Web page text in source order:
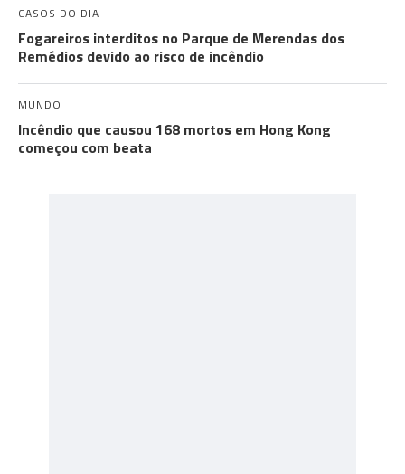
CASOS DO DIA
Fogareiros interditos no Parque de Merendas dos
Remédios devido ao risco de incêndio
MUNDO
Incêndio que causou 168 mortos em Hong Kong
começou com beata